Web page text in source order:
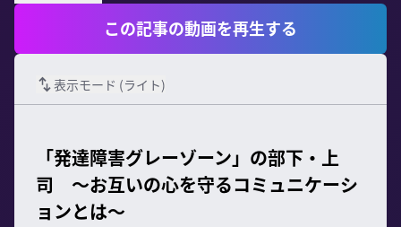
この記事の動画を再生する
表示モード (ライト)
「発達障害グレーゾーン」の部下・上
司 〜お互いの心を守るコミュニケーシ
ョンとは〜